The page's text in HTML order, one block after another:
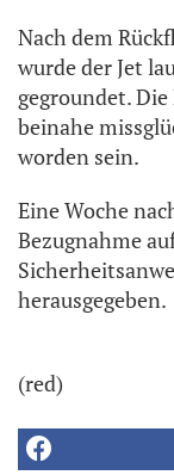
Nach dem
wurde der Jet
gegroundet.
beinahe
worden sein.
Eine Woche
Bezugnahme
herausgegeben.
(red)